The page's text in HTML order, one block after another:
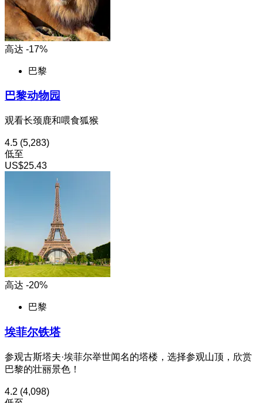
高达 -17%
巴黎
巴黎动物园
观看长颈鹿和喂食狐猴
4.5 (5,283)
低至
US$25.43
高达 -20%
巴黎
埃菲尔铁塔
参观古斯塔夫·埃菲尔举世闻名的塔楼，选择参观山顶，欣赏
巴黎的壮丽景色！
4.2 (4,098)